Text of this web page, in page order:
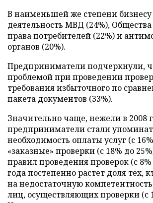
В наименьшей же степени
деятельность МВД (24%),
права потребителей (22%) и
органов (20%).
Предприниматели подчеркнули,
проблемой при проведении
требования избыточного по
пакета документов (33%).
Значительно чаще, нежели в 2008
предприниматели стали
необходимость оплаты услуг (с
«заказные» проверки (с 18% до
правил проведения проверок (с 8%
года постепенно растет доля тех,
на недостаточную
лиц, осуществляющих проверки (с